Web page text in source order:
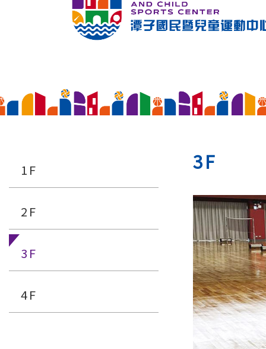
1F
2F
3F
4F
3F